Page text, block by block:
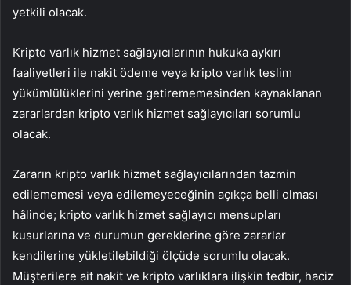
yetkili olacak.
Kripto varlık hizmet sağlayıcılarının hukuka aykırı
faaliyetleri ile nakit ödeme veya kripto varlık teslim
yükümlülüklerini yerine getirememesinden kaynaklanan
zararlardan kripto varlık hizmet sağlayıcıları sorumlu
olacak.
Zararın kripto varlık hizmet sağlayıcılarından tazmin
edilememesi veya edilemeyeceğinin açıkça belli olması
hâlinde; kripto varlık hizmet sağlayıcı mensupları
kusurlarına ve durumun gereklerine göre zararlar
kendilerine yükletilebildiği ölçüde sorumlu olacak.
Müşterilere ait nakit ve kripto varlıklara ilişkin tedbir, haciz